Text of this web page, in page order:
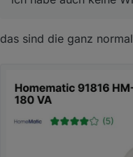
das sind die ganz